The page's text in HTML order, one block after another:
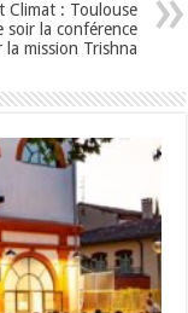
Climat : Toulouse
soir la conférence
la mission Trishna